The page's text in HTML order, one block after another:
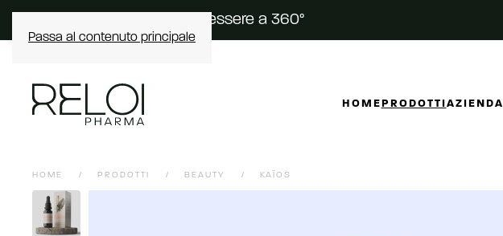
Passa al contenuto principale
Scopri il tuo rituale di benessere a 360°
HOMEPRODOTTIAZIENDA
HOME PRODOTTI BEAUTY KAÏOS